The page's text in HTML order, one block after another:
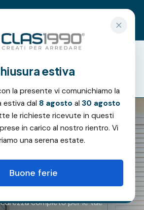
estiva
la presente vi comunichiamo la
estiva dal 8 agosto al 30 agosto
le richieste ricevute in questi
in carico al nostro rientro. Vi
una serena estate.
Buone ferie
e grate
completo per le tue